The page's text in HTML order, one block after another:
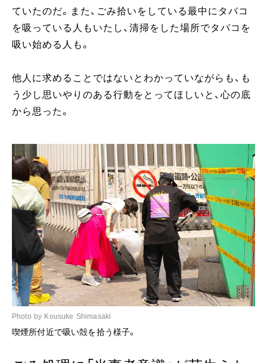
ていたのだ。また、ごみ拾いをしている最中にタバコ
を吸っている人もいたし、清掃をした場所でタバコを
吸い始める人も。
他人に求めることではないとわかっていながらも、も
う少し思いやりのある行動をとってほしいと、心の底
から思った。
Photo by Kousuke Shimasaki
喫煙所付近で吸い殻を拾う様子。